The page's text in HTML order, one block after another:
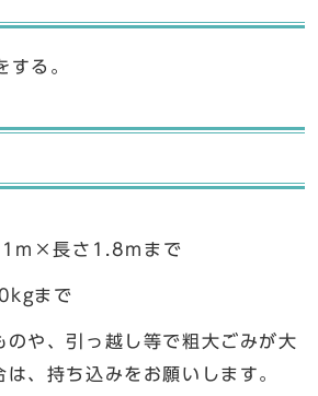
する。
長さ1.8mまで
まで
のや、引っ越し等で粗大ごみが大
は、持ち込みをお願いします。